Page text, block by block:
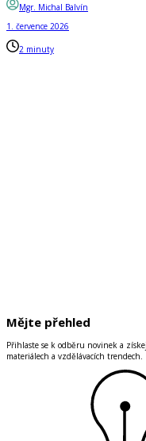
Mgr. Michal Balvín
1. července 2026
2 minuty
Mějte přehled
Přihlaste se k odběru novinek a
materiálech a vzdělávacích trendech.